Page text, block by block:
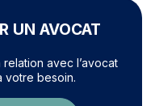
UN AVOCAT
avec l’avocat
votre besoin.